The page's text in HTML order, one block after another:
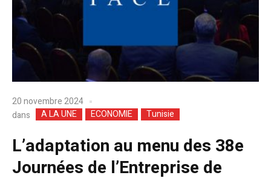
20 novembre 2024
dans
A LA UNE ECONOMIE Tunisie
L’adaptation au menu des 38e
Journées de l’Entreprise de